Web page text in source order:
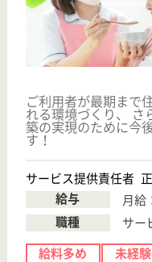
詳細を見る
敬生会 ともろー訪問看護ス
十慈堂病院が母体
神奈川県の敬生会 ともろー訪問
ます。 ぜひ各求人をご覧ください